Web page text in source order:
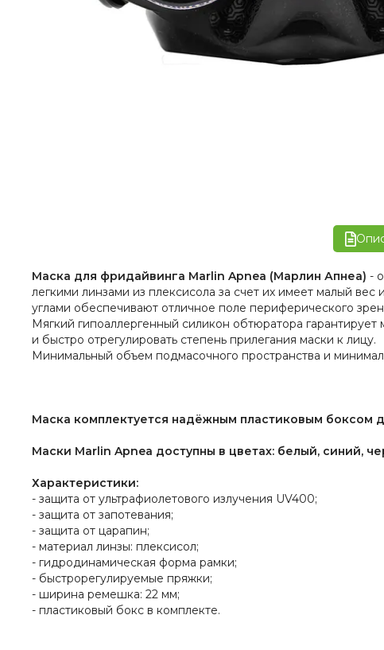
Маска для фридайвинга Marlin Apnea (Марлин Апнеа) -
легкими линзами из плексисола за счет их имеет малый
углами обеспечивают отличное поле периферического
Мягкий гипоаллергенный силикон обтюратора
и быстро отрегулировать степень прилегания маски к лицу.
Минимальный объем подмасочного пространства и
Маска комплектуется надёжным пластиковым боксом
Маски Marlin Apnea доступны в цветах: белый, синий,
Характеристики:
- защита от ультрафиолетового излучения UV400;
- защита от запотевания;
- защита от царапин;
- материал линзы: плексисол;
- гидродинамическая форма рамки;
- быстрорегулируемые пряжки;
- ширина ремешка: 22 мм;
- пластиковый бокс в комплекте.